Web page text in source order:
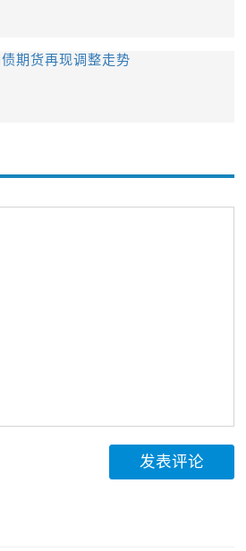
期货再现调整走势
发表评论